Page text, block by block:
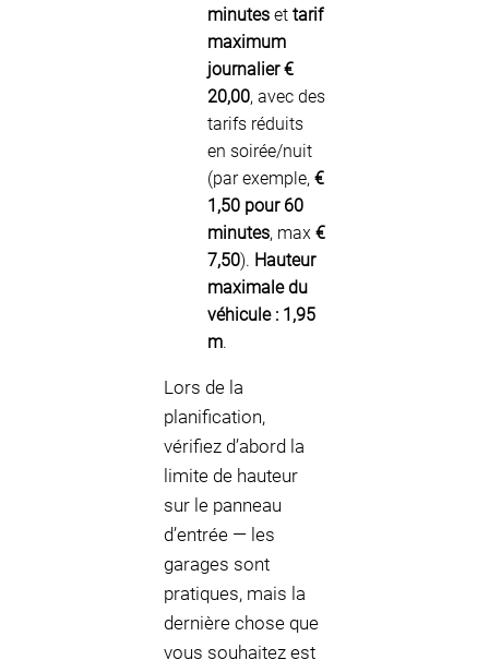
minutes et tarif
maximum
journalier €
20,00, avec des
tarifs réduits
en soirée/nuit
(par exemple, €
1,50 pour 60
minutes, max €
7,50). Hauteur
maximale du
véhicule : 1,95
m.
Lors de la
planification,
vérifiez d’abord la
limite de hauteur
sur le panneau
d’entrée — les
garages sont
pratiques, mais la
dernière chose que
vous souhaitez est